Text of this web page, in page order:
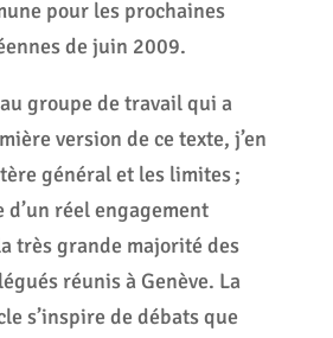
pour les prochaines
de juin 2009.
groupe de travail qui a
version de ce texte, j’en
général et les limites ;
réel engagement
très grande majorité des
réunis à Genève. La
s’inspire de débats que